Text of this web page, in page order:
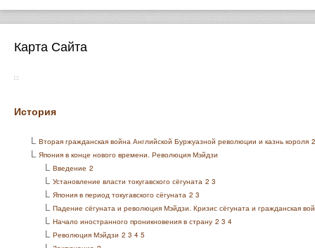
Карта Сайта
История
L Вторая гражданская война Английской Буржуазной революции и казнь короля 2
L Япония в конце нового времени. Революция Мэйдзи
L Введение 2
L Установление власти токугавского сёгуната 2 3
L Япония в период токугавского сёгуната 2 3
L Падение сёгуната и революция Мэйдзи. Кризис сёгуната и гражданская
L Начало иностранного проникновения в страну 2 3 4
L Революция Мэйдзи 2 3 4 5